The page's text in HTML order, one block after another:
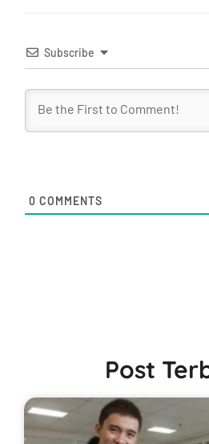
Subscribe
0 COMMENTS
Post